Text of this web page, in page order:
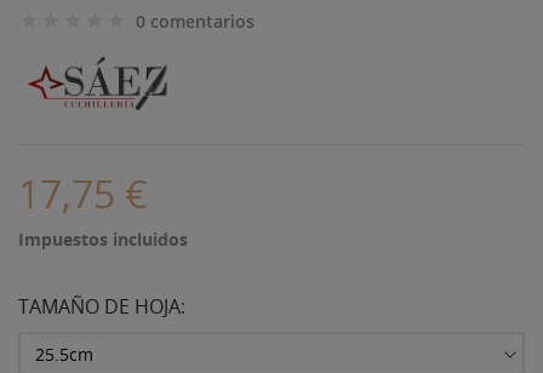
0 comentarios
17,75 €
Impuestos incluidos
TAMAÑO DE HOJA: